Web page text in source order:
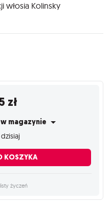
włosia Kolinsky
zł
magazynie
KOSZYKA
życzeń